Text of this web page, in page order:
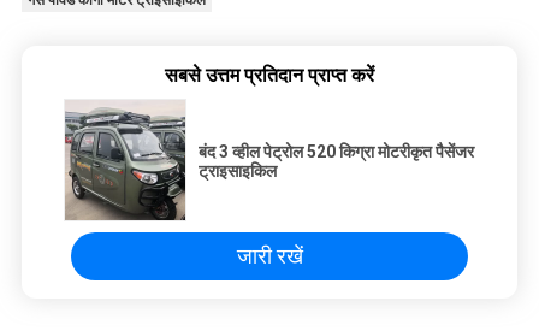
सबसे उत्तम प्रतिदान प्राप्त करें
बंद 3 व्हील पेट्रोल 520 किग्रा मोटरीकृत पैसेंजर
ट्राइसाइकिल
जारी रखें